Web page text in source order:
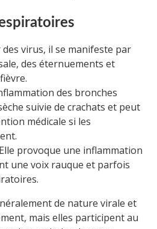
des virus, il se manifeste par
des éternuements et
des bronches
suivie de crachats et peut
médicale si les
Elle provoque une inflammation
une voix rauque et parfois
de nature virale et
mais elles participent au